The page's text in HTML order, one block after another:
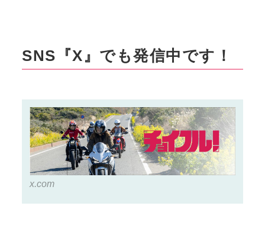
SNS『X』でも発信中です！
x.com